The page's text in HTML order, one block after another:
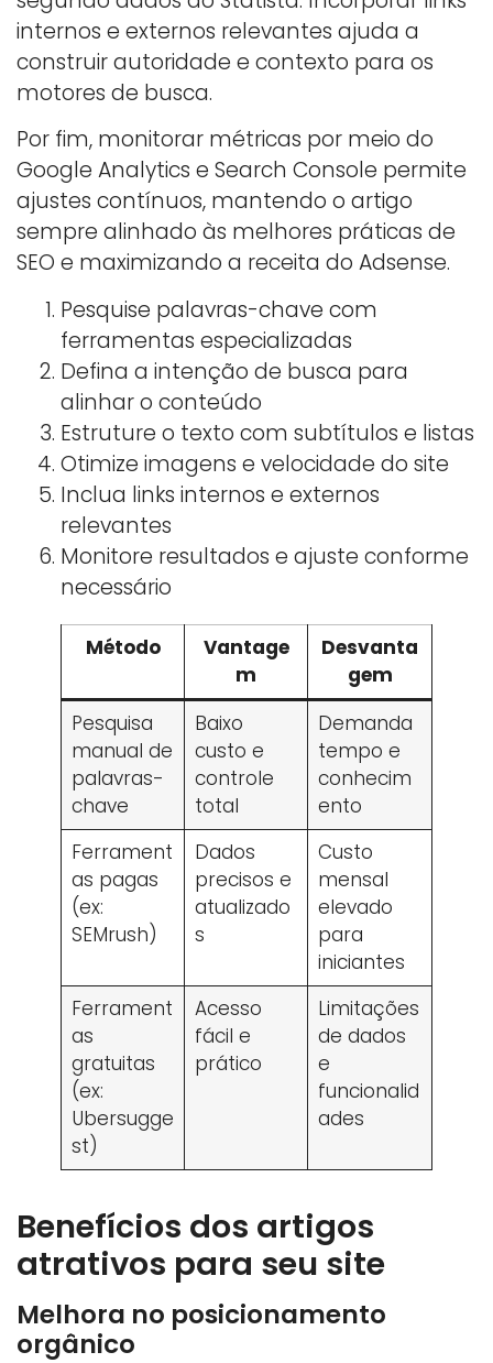
internos e externos relevantes ajuda a
construir autoridade e contexto para os
motores de busca.
Por fim, monitorar métricas por meio do
Google Analytics e Search Console permite
ajustes contínuos, mantendo o artigo
sempre alinhado às melhores práticas de
SEO e maximizando a receita do Adsense.
Pesquise palavras-chave com
ferramentas especializadas
Defina a intenção de busca para
alinhar o conteúdo
Estruture o texto com subtítulos e listas
Otimize imagens e velocidade do site
Inclua links internos e externos
relevantes
Monitore resultados e ajuste conforme
necessário
Método
Vantage
m
Desvanta
gem
Pesquisa
manual de
palavras-
chave
Baixo
custo e
controle
total
Demanda
tempo e
conhecim
ento
Ferrament
as pagas
(ex:
SEMrush)
Dados
precisos e
atualizado
s
Custo
mensal
elevado
para
iniciantes
Ferrament
as
gratuitas
(ex:
Ubersugge
st)
Acesso
fácil e
prático
Limitações
de dados
e
funcionalid
ades
Benefícios dos artigos
atrativos para seu site
Melhora no posicionamento
orgânico